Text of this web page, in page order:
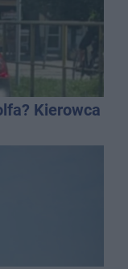
Kierowca